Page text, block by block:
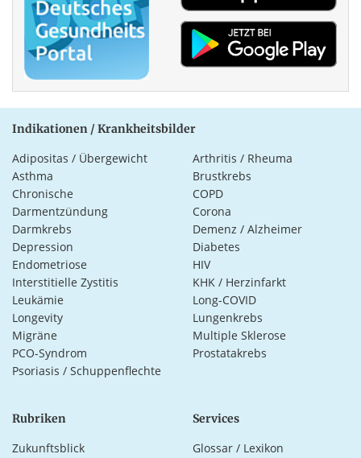
Indikationen / Krankheitsbilder
Adipositas / Übergewicht
Arthritis / Rheuma
Asthma
Brustkrebs
Chronische
Darmentzündung
COPD
Corona
Darmkrebs
Demenz / Alzheimer
Depression
Diabetes
Endometriose
HIV
Interstitielle Zystitis
KHK / Herzinfarkt
Leukämie
Long-COVID
Longevity
Lungenkrebs
Migräne
Multiple Sklerose
PCO-Syndrom
Prostatakrebs
Psoriasis / Schuppenflechte
Rubriken
Zukunftsblick
Services
Glossar / Lexikon